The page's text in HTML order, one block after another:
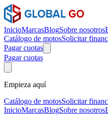
InicioMarcasBlogSobre nosotros
Catálogo de motosSolicitar
Pagar cuotas
Pagar cuotas
Empieza aquí
Catálogo de motosSolicitar
InicioMarcasBlogSobre nosotros